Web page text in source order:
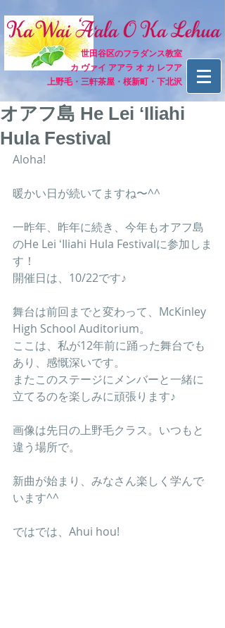
世田谷区のフラダンス教室
カ ヴァイ アアラ オ カ レフア
上野毛・三軒茶屋・桜新町・下北沢
オアフ島 He Lei ʻIliahi
Hula Festival
Aloha!
暖かい日が続いてますね〜^^
一昨年、昨年に続き、今年もオアフ島
のHe Lei ʻIliahi Hula Festivalに参加しま
す！
開催日は、10/22です♪
舞台は前回までと変わって、McKinley
High School Auditorium。
ここは、私が12年前に踊った舞台でも
あり、感慨深いです。
またこのステージにメンバーと一緒に
立てるのを楽しみに頑張ります♪
画像は先日の上野毛クラス。いつもと
違う場所で。
新曲が始まり、みなさん楽しく学んで
います^^
ではでは、Ahui hou!